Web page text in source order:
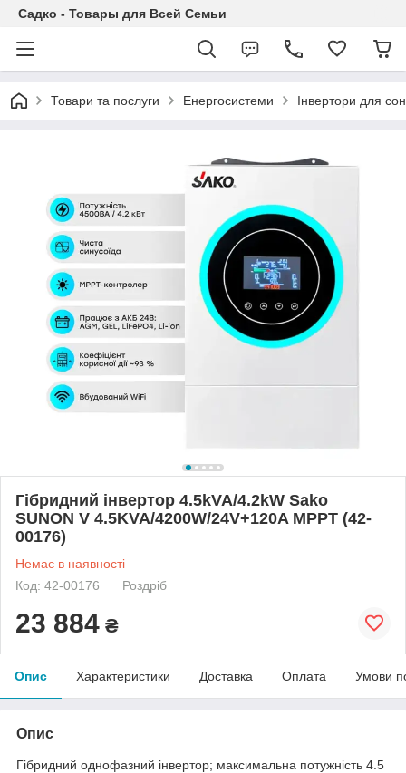
Садко - Товары для Всей Семьи
Товари та послуги Енергосистеми Інвертори для
Гібридний інвертор 4.5kVA/4.2kW Sako
SUNON V 4.5KVA/4200W/24V+120A MPPT (42-
00176)
Немає в наявності
Код: 42-00176
Роздріб
23 884 ₴
Опис Характеристики Доставка Оплата Умови
Опис
Гібридний однофазний інвертор; максимальна потужність 4.5